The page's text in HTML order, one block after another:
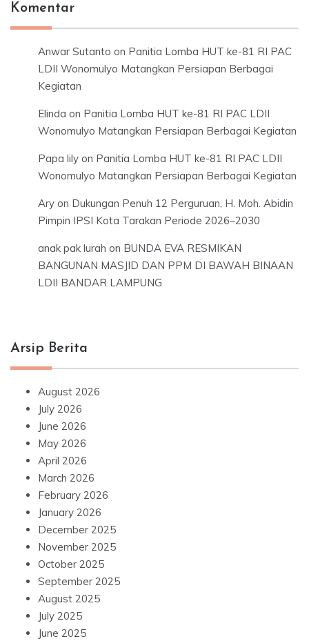
Komentar
Anwar Sutanto on Panitia Lomba HUT ke-81 RI PAC
LDII Wonomulyo Matangkan Persiapan Berbagai
Kegiatan
Elinda on Panitia Lomba HUT ke-81 RI PAC LDII
Wonomulyo Matangkan Persiapan Berbagai Kegiatan
Papa lily on Panitia Lomba HUT ke-81 RI PAC LDII
Wonomulyo Matangkan Persiapan Berbagai Kegiatan
Ary on Dukungan Penuh 12 Perguruan, H. Moh. Abidin
Pimpin IPSI Kota Tarakan Periode 2026–2030
anak pak lurah on BUNDA EVA RESMIKAN
BANGUNAN MASJID DAN PPM DI BAWAH BINAAN
LDII BANDAR LAMPUNG
Arsip Berita
August 2026
July 2026
June 2026
May 2026
April 2026
March 2026
February 2026
January 2026
December 2025
November 2025
October 2025
September 2025
August 2025
July 2025
June 2025